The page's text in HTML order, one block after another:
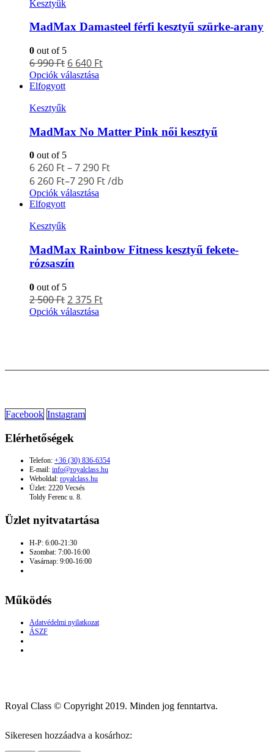
Kesztyűk
MadMax Damasteel férfi kesztyű szürke-arany
0 out of 5
6 990Ft 6 640 Ft
Opciók választása
Elfogyott
Kesztyűk
MadMax No Matter Pink női kesztyű
0 out of 5
6 260 Ft–7 290 Ft
6 260 Ft–7 290 Ft/db
Opciók választása
Elfogyott
Kesztyűk
MadMax Rainbow Fitness kesztyű fekete-
rózsaszín
0 out of 5
2 500Ft2 375 Ft
Opciók választása
Facebook Instagram
Elérhetőségek
Telefon: +36 (30) 836-6354
E-mail: info@royalclass.hu
Weboldal: royalclass.hu
Üzlet: 2220 Vecsés
Toldy Ferenc u. 8.
Üzlet nyitvatartása
H-P: 6:00-21:30
Szombat: 7:00-16:00
Vasárnap: 9:00-16:00
Működés
Adatvédelmi nyilatkozat
ÁSZF
Royal Class © Copyright 2019. Minden jog fenntartva.
Sikeresen hozzáadva a kosárhoz: